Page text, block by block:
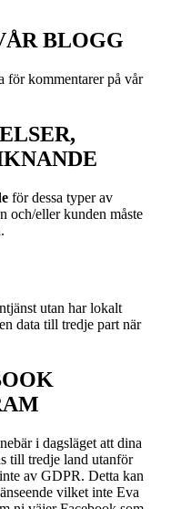
BLOGG
för kommentarer på vår
för dessa typer av
och/eller kunden måste
utan har lokalt
data till tredje part när
i dagsläget att dina
till tredje land utanför
av GDPR. Detta kan
vilket inte Eva